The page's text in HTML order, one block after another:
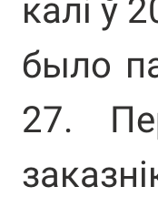
калі ў
было
27.